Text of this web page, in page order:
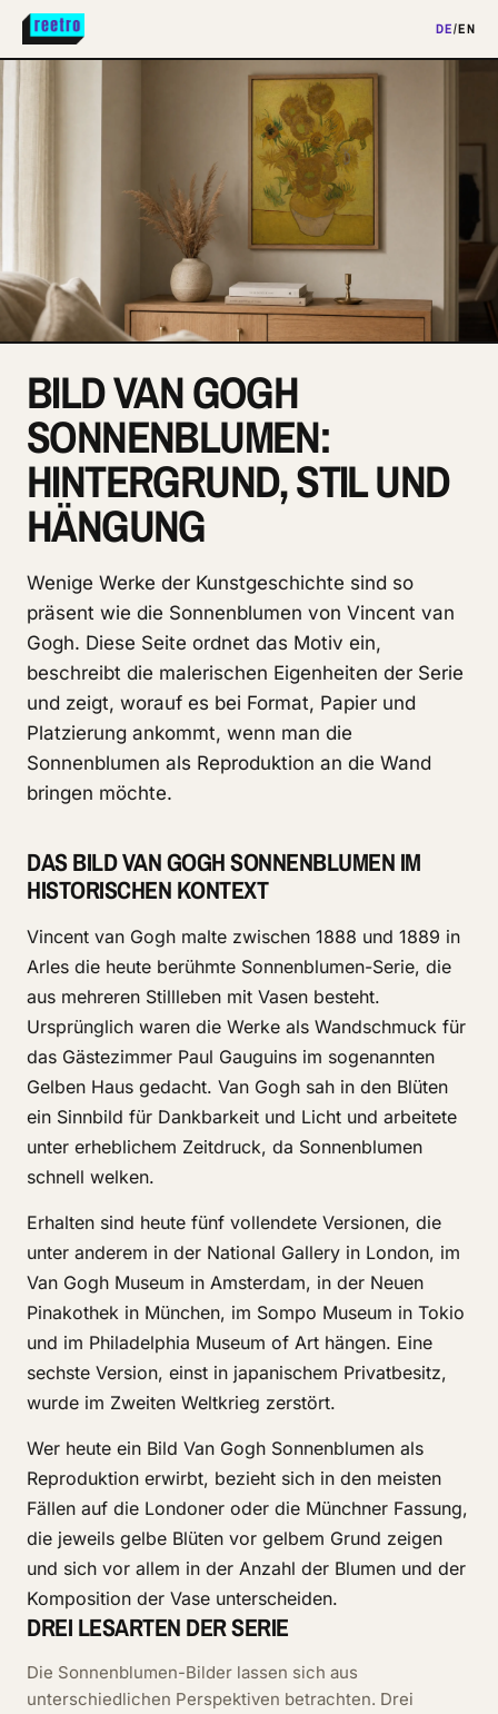
DE/EN
BILD VAN GOGH
SONNENBLUMEN:
HINTERGRUND, STIL UND
HÄNGUNG
Wenige Werke der Kunstgeschichte sind so
präsent wie die Sonnenblumen von Vincent van
Gogh. Diese Seite ordnet das Motiv ein,
beschreibt die malerischen Eigenheiten der Serie
und zeigt, worauf es bei Format, Papier und
Platzierung ankommt, wenn man die
Sonnenblumen als Reproduktion an die Wand
bringen möchte.
DAS BILD VAN GOGH SONNENBLUMEN IM
HISTORISCHEN KONTEXT
Vincent van Gogh malte zwischen 1888 und 1889 in
Arles die heute berühmte Sonnenblumen-Serie, die
aus mehreren Stillleben mit Vasen besteht.
Ursprünglich waren die Werke als Wandschmuck für
das Gästezimmer Paul Gauguins im sogenannten
Gelben Haus gedacht. Van Gogh sah in den Blüten
ein Sinnbild für Dankbarkeit und Licht und arbeitete
unter erheblichem Zeitdruck, da Sonnenblumen
schnell welken.
Erhalten sind heute fünf vollendete Versionen, die
unter anderem in der National Gallery in London, im
Van Gogh Museum in Amsterdam, in der Neuen
Pinakothek in München, im Sompo Museum in Tokio
und im Philadelphia Museum of Art hängen. Eine
sechste Version, einst in japanischem Privatbesitz,
wurde im Zweiten Weltkrieg zerstört.
Wer heute ein Bild Van Gogh Sonnenblumen als
Reproduktion erwirbt, bezieht sich in den meisten
Fällen auf die Londoner oder die Münchner Fassung,
die jeweils gelbe Blüten vor gelbem Grund zeigen
und sich vor allem in der Anzahl der Blumen und der
Komposition der Vase unterscheiden.
DREI LESARTEN DER SERIE
Die Sonnenblumen-Bilder lassen sich aus
unterschiedlichen Perspektiven betrachten. Drei